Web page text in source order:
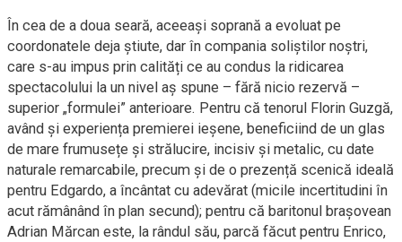
În cea de a doua seară, aceeași soprană a evoluat pe
coordonatele deja știute, dar în compania soliștilor noștri,
care s-au impus prin calități ce au condus la ridicarea
spectacolului la un nivel aș spune – fără nicio rezervă –
superior „formulei” anterioare. Pentru că tenorul Florin Guzgă,
având și experiența premierei ieșene, beneficiind de un glas
de mare frumusețe și strălucire, incisiv și metalic, cu date
naturale remarcabile, precum și de o prezență scenică ideală
pentru Edgardo, a încântat cu adevărat (micile incertitudini în
acut rămânând în plan secund); pentru că baritonul brașovean
Adrian Mărcan este, la rândul său, parcă făcut pentru Enrico,